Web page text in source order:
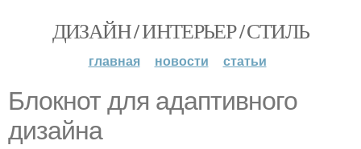
ДИЗАЙН / ИНТЕРЬЕР / СТИЛЬ
главная новости статьи
Блокнот для адаптивного
дизайна